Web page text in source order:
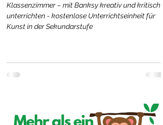
Klassenzimmer – mit Banksy kreativ und kritisch
unterrichten - kostenlose Unterrichtseinheit für
Kunst in der Sekundarstufe